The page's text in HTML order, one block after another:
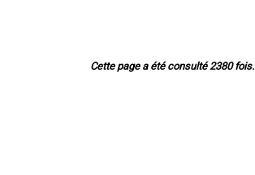
Cette page a été consulté 2380 fois.